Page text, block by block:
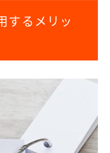
するメリッ